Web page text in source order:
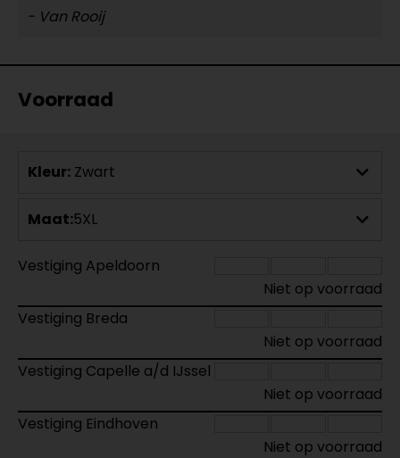
- Van Rooij
Voorraad
Kleur: Zwart
Maat:5XL
Vestiging Apeldoorn
Niet op voorraad
Vestiging Breda
Niet op voorraad
Vestiging Capelle a/d IJssel
Niet op voorraad
Vestiging Eindhoven
Niet op voorraad